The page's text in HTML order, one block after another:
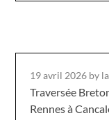
19 avril 2026 by
Traversée
Rennes à